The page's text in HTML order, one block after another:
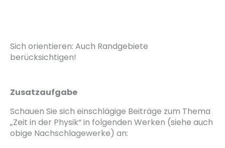
Sich orientieren: Auch Randgebiete
berücksichtigen!
Zusatzaufgabe
Schauen Sie sich einschlägige Beiträge zum Thema
„Zeit in der Physik“ in folgenden Werken (siehe auch
obige Nachschlagewerke) an: